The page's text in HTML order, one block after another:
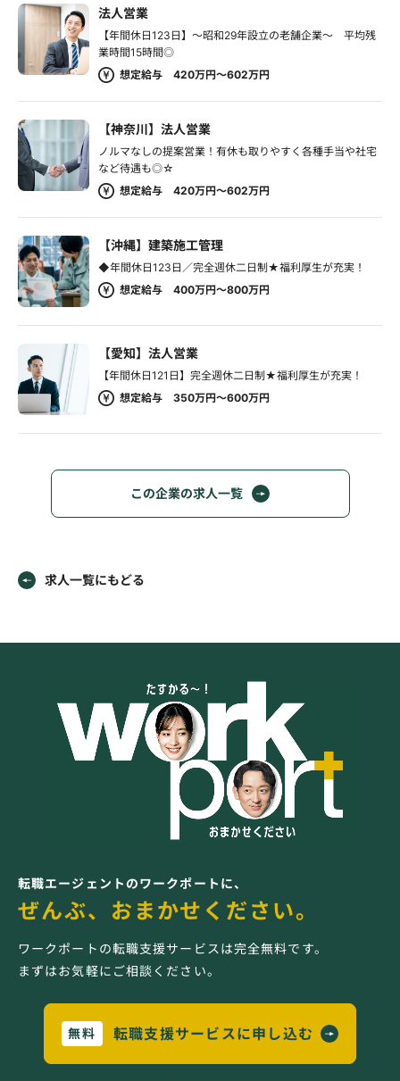
法人営業
【年間休日123日】～昭和29年設立の老舗企業～ 平均残
業時間15時間◎
想定給与 420万円～602万円
【神奈川】法人営業
ノルマなしの提案営業！有休も取りやすく各種手当や社宅
など待遇も◎☆
想定給与 420万円～602万円
【沖縄】建築施工管理
◆年間休日123日／完全週休二日制★福利厚生が充実！
想定給与 400万円～800万円
【愛知】法人営業
【年間休日121日】完全週休二日制★福利厚生が充実！
想定給与 350万円～600万円
この企業の求人一覧
求人一覧にもどる
転職エージェントのワークポートに、
ぜんぶ、おまかせください。
ワークポートの転職支援サービスは完全無料です。
まずはお気軽にご相談ください。
無料 転職支援サービスに申し込む